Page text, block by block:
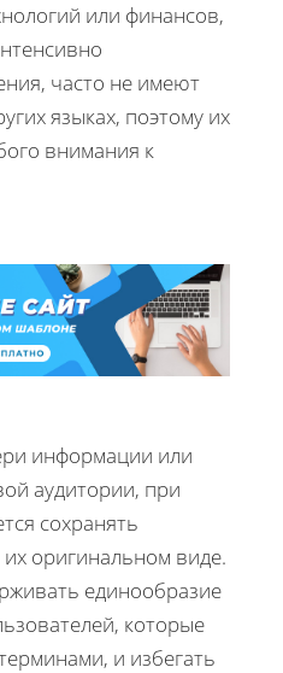
или финансов,
часто не имеют
языках, поэтому их
внимания к
информации или
аудитории, при
сохранять
оригинальном виде.
единообразие
которые
и избегать